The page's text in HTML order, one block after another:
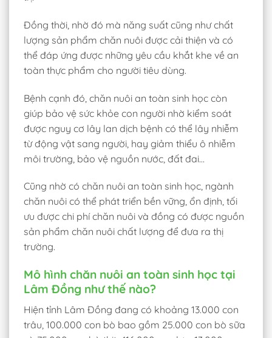
Đồng thời, nhờ đó mà năng suất cũng như chất
lượng sản phẩm chăn nuôi được cải thiện và có
thể đáp ứng được những yêu cầu khắt khe về an
toàn thực phẩm cho người tiêu dùng.
Bệnh cạnh đó, chăn nuôi an toàn sinh học còn
giúp bảo vệ sức khỏe con người nhờ kiểm soát
được nguy cơ lây lan dịch bệnh có thể lây nhiễm
từ động vật sang người, hay giảm thiểu ô nhiễm
môi trường, bảo vệ nguồn nước, đất đai…
Cũng nhờ có chăn nuôi an toàn sinh học, ngành
chăn nuôi có thể phát triển bền vững, ổn định, tối
ưu được chi phí chăn nuôi và đồng có được nguồn
sản phẩm chăn nuôi chất lượng để đưa ra thị
trường.
Mô hình chăn nuôi an toàn sinh học tại
Lâm Đồng như thế nào?
Hiện tỉnh Lâm Đồng đang có khoảng 13.000 con
trâu, 100.000 con bò bao gồm 25.000 con bò sữa